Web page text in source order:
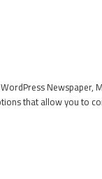
Newspaper,
that allow you to